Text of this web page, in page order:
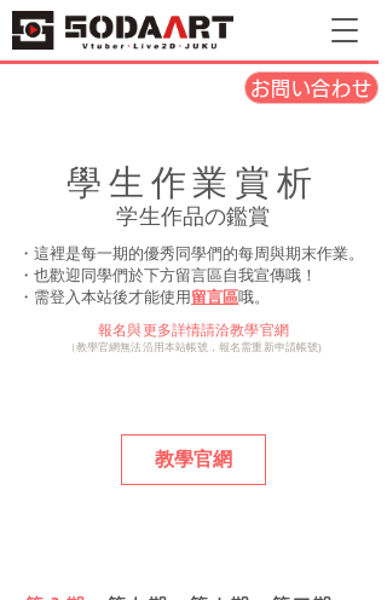
お問い合わせ
學生作業賞析
学生作品の鑑賞
・這裡是每一期的優秀同學們的每周與期末作業。
​・也歡迎同學們於下方留言區自我宣傳哦！
・需登入本站後才能使用 留言區哦。
報名與更多詳情請洽教學官網
（教學官網無法沿用本站帳號，報名需重新申請帳號)
教學官網